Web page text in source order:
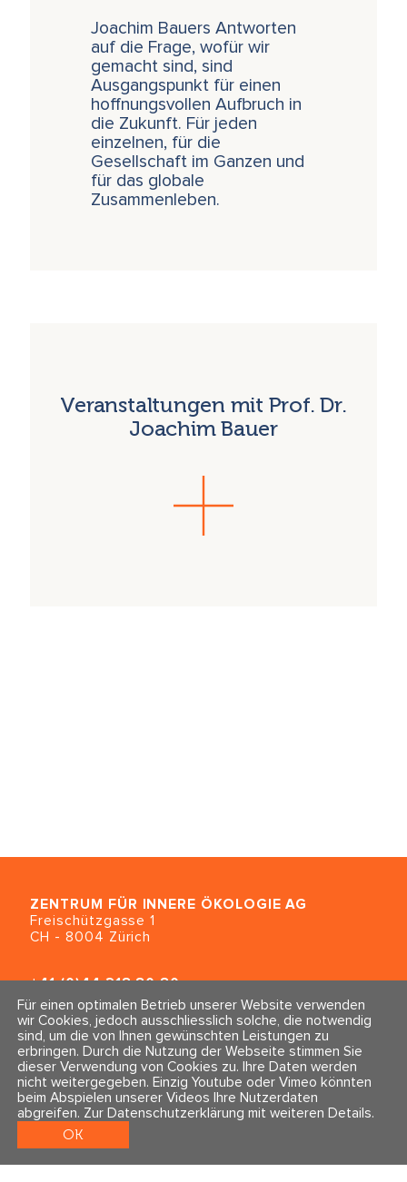
Joachim Bauers Antworten
auf die Frage, wofür wir
gemacht sind, sind
Ausgangspunkt für einen
hoffnungsvollen Aufbruch in
die Zukunft. Für jeden
einzelnen, für die
Gesellschaft im Ganzen und
für das globale
Zusammenleben.
Veranstaltungen mit Prof. Dr.
Joachim Bauer
ZENTRUM FÜR INNERE ÖKOLOGIE AG
Freischützgasse 1
CH - 8004 Zürich
+41 (0)44 218 80 80
info@traumahealing.ch
info@polarity.se
Kontakt & Info
Newsletter
Impressum & Datenschutz
AGBs
Folge uns
Für einen optimalen Betrieb unserer Website verwenden
wir Cookies, jedoch ausschliesslich solche, die notwendig
sind, um die von Ihnen gewünschten Leistungen zu
erbringen. Durch die Nutzung der Webseite stimmen Sie
dieser Verwendung von Cookies zu. Ihre Daten werden
nicht weitergegeben. Einzig Youtube oder Vimeo könnten
beim Abspielen unserer Videos Ihre Nutzerdaten
abgreifen. Zur Datenschutzerklärung mit weiteren Details.
OK